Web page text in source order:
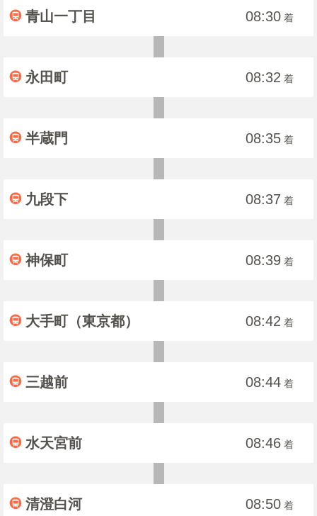
青山一丁目 08:30 着
永田町 08:32 着
半蔵門 08:35 着
九段下 08:37 着
神保町 08:39 着
大手町（東京都） 08:42 着
三越前 08:44 着
水天宮前 08:46 着
清澄白河 08:50 着